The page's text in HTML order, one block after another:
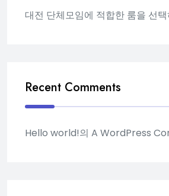
대전 단체모임에 적합한 룸을 선
Recent Comments
Hello world!의 A WordPress